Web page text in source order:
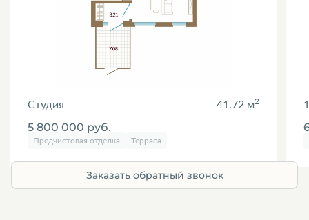
Студия 41.72 м2
5 800 000 руб.
Предчистовая отделка Терраса
Заказать обратный звонок